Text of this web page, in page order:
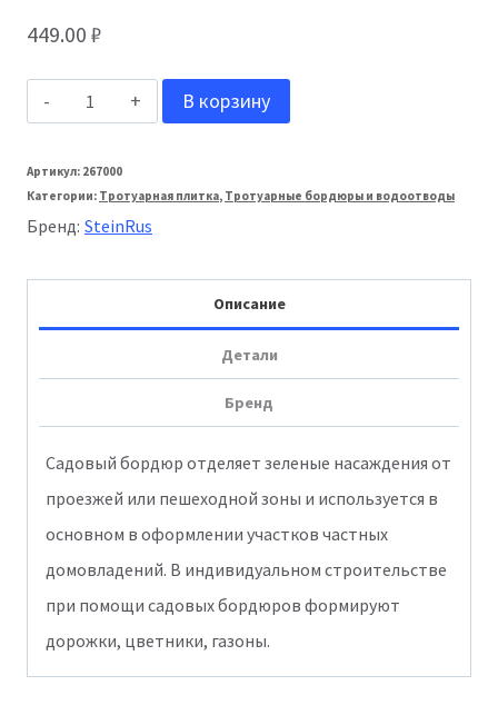
449.00 ₽
Количество
Stein_Rus:
Бордюр
садовый
h=200мм
окрас
В корзину
Артикул: 267000
Категории: Тротуарная плитка, Тротуарные бордюры и водоотводы
Бренд: SteinRus
Описание
Детали
Бренд
Садовый бордюр отделяет зеленые насаждения от
проезжей или пешеходной зоны и используется в
основном в оформлении участков частных
домовладений. В индивидуальном строительстве
при помощи садовых бордюров формируют
дорожки, цветники, газоны.